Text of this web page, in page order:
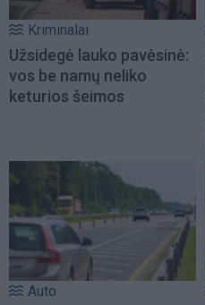
Kriminalai
Užsidegė lauko pavėsinė:
vos be namų neliko
keturios šeimos
Auto